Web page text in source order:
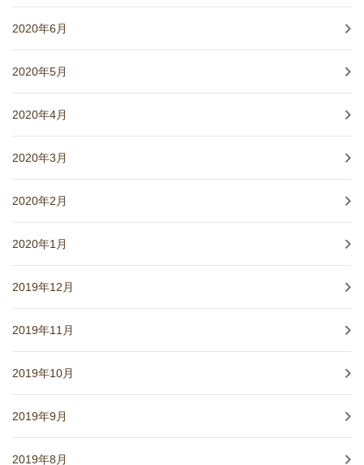
2020年6月
2020年5月
2020年4月
2020年3月
2020年2月
2020年1月
2019年12月
2019年11月
2019年10月
2019年9月
2019年8月